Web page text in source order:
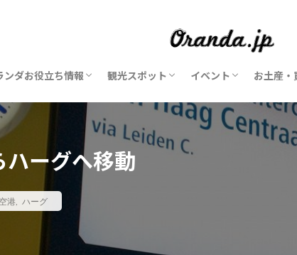
ンダお役立ち情報
ンダ雑学
ンダ語
でオランダ
観光スポット
美術館
博物館
動物園・水族館
遊園地・テーマパーク
風車
公園
お花
マーケット・市場
ショッピングモール
子供・子連れ
イベント
2026年イベント
花のイベント
チーズのイベント
アンティークマーケ
クリスマスマーケット
お土産・
ショッ
ショッ
マーケ
オラン
ハーグへ移動
港, ハーグ